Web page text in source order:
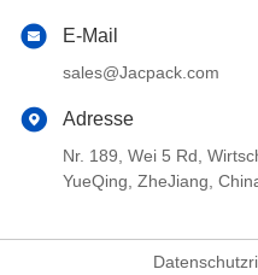
E-Mail
sales@Jacpack.com
Adresse
Nr. 189, Wei 5 Rd,
YueQing, ZheJiang,